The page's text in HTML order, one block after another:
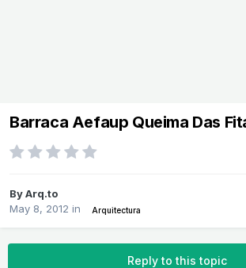
Barraca Aefaup Queima Das
ByArq.to
May 8, 2012 in Arquitectura
Reply to this topic